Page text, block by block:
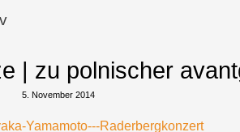
| zu polnischer
5. November 2014